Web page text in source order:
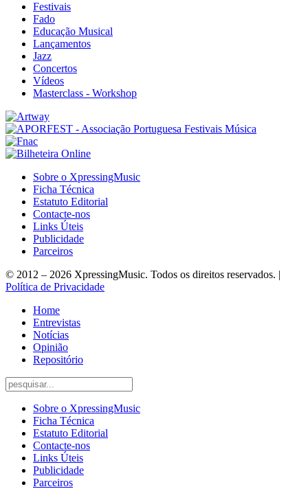
Festivais
Fado
Educação Musical
Lançamentos
Jazz
Concertos
Vídeos
Masterclass - Workshop
Sobre o XpressingMusic
Ficha Técnica
Estatuto Editorial
Contacte-nos
Links Úteis
Publicidade
Parceiros
© 2012 – 2026 XpressingMusic. Todos os direitos reservados. |
Política de Privacidade
Home
Entrevistas
Notícias
Opinião
Repositório
Sobre o XpressingMusic
Ficha Técnica
Estatuto Editorial
Contacte-nos
Links Úteis
Publicidade
Parceiros